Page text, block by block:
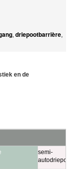
, driepootbarrière,
en de
semi-